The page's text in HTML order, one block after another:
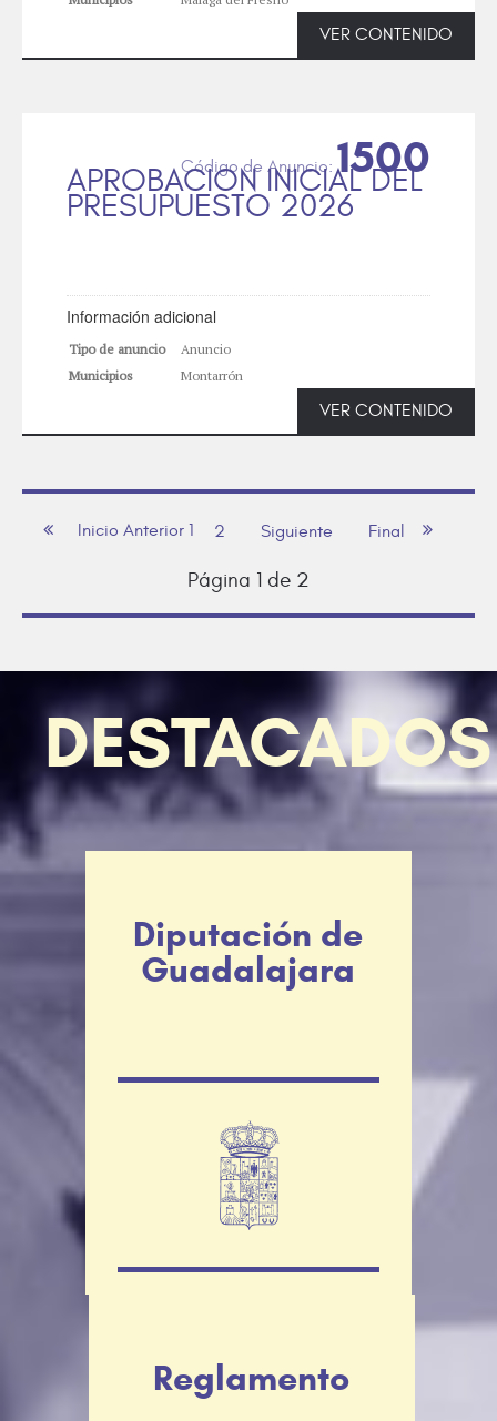
VER CONTENIDO
APROBACION INICIAL DEL
PRESUPUESTO 2026
1500
Información adicional
Tipo de anuncio
Anuncio
Municipios
Montarrón
VER CONTENIDO
Inicio Anterior 1 2 Siguiente Final
Página 1 de 2
DESTACADOS
Diputación de
Guadalajara
Reglamento